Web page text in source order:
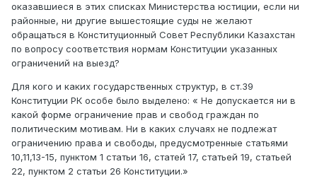
оказавшиеся в этих списках Министерства юстиции, если ни
районные, ни другие вышестоящие суды не желают
обращаться в Конституционный Совет Республики Казахстан
по вопросу соответствия нормам Конституции указанных
ограничений на выезд?
Для кого и каких государственных структур, в ст.39
Конституции РК особе было выделено: « Не допускается ни в
какой форме ограничение прав и свобод граждан по
политическим мотивам. Ни в каких случаях не подлежат
ограничению права и свободы, предусмотренные статьями
10,11,13-15, пунктом 1 статьи 16, статей 17, статьей 19, статьей
22, пунктом 2 статьи 26 Конституции.»